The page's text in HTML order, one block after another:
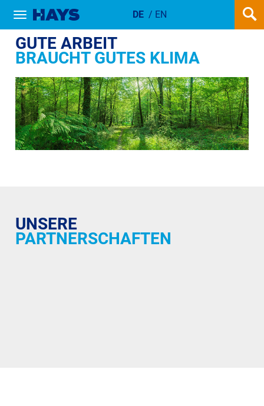
Show / hide navigation DE / EN
KLIMAZIELE
GUTE ARBEIT
BRAUCHT GUTES KLIMA
UNSERE
PARTNERSCHAFTEN